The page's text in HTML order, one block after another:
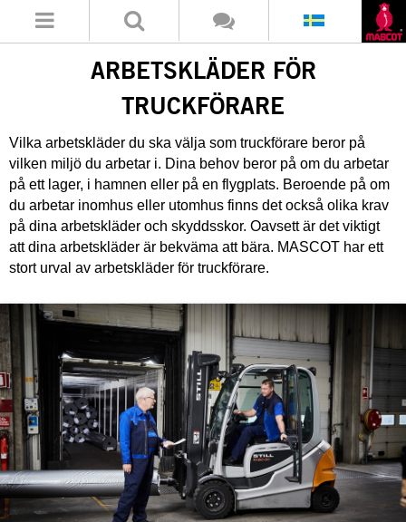
ARBETSKLÄDER FÖR
TRUCKFÖRARE
Vilka arbetskläder du ska välja som truckförare beror på
vilken miljö du arbetar i. Dina behov beror på om du arbetar
på ett lager, i hamnen eller på en flygplats. Beroende på om
du arbetar inomhus eller utomhus finns det också olika krav
på dina arbetskläder och skyddsskor. Oavsett är det viktigt
att dina arbetskläder är bekväma att bära. MASCOT har ett
stort urval av arbetskläder för truckförare.